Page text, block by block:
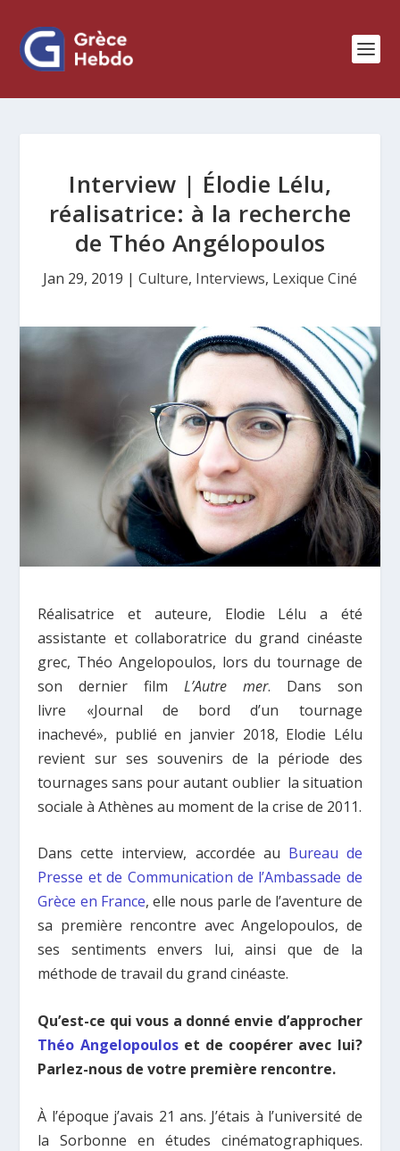
Interview | Élodie Lélu,
réalisatrice: à la recherche
de Théo Angélopoulos
Jan 29, 2019 | Culture, Interviews, Lexique Ciné
Réalisatrice et auteure, Elodie Lélu a été
assistante et collaboratrice du grand cinéaste
grec, Théo Angelopoulos, lors du tournage de
son dernier film L’Autre mer. Dans son
livre «Journal de bord d’un tournage
inachevé», publié en janvier 2018, Elodie Lélu
revient sur ses souvenirs de la période des
tournages sans pour autant oublier la situation
sociale à Athènes au moment de la crise de 2011.
Dans cette interview, accordée au Bureau de
Presse et de Communication de l’Ambassade de
Grèce en France, elle nous parle de l’aventure de
sa première rencontre avec Angelopoulos, de
ses sentiments envers lui, ainsi que de la
méthode de travail du grand cinéaste.
Qu’est-ce qui vous a donné envie d’approcher
Théo Angelopouloset de coopérer avec lui?
Parlez-nous de votre première rencontre.
À l’époque j’avais 21 ans. J’étais à l’université de
la Sorbonne en études cinématographiques.